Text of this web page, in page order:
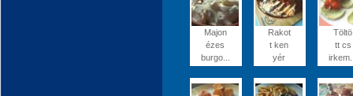
Majon
ézes
burgo...
Rakot
t ken
yér
Töltö
tt cs